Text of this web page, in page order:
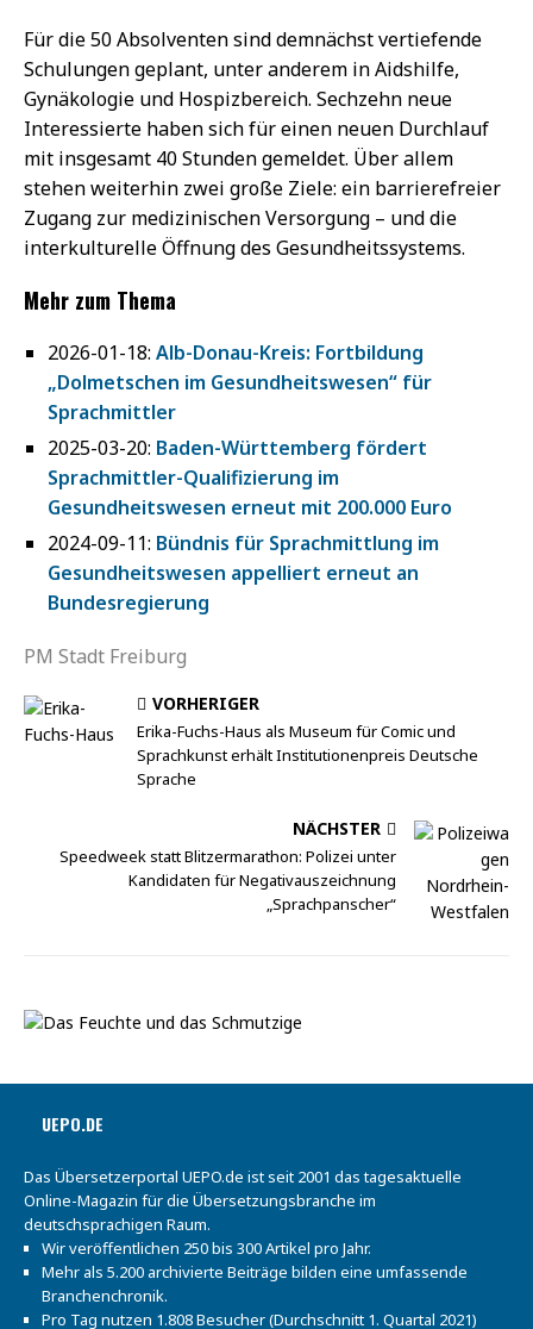
Für die 50 Absolventen sind demnächst vertiefende
Schulungen geplant, unter anderem in Aidshilfe,
Gynäkologie und Hospizbereich. Sechzehn neue
Interessierte haben sich für einen neuen Durchlauf
mit insgesamt 40 Stunden gemeldet. Über allem
stehen weiterhin zwei große Ziele: ein barrierefreier
Zugang zur medizinischen Versorgung – und die
interkulturelle Öffnung des Gesundheitssystems.
Mehr zum Thema
2026-01-18: Alb-Donau-Kreis: Fortbildung
„Dolmetschen im Gesundheitswesen“ für
Sprachmittler
2025-03-20: Baden-Württemberg fördert
Sprachmittler-Qualifizierung im
Gesundheitswesen erneut mit 200.000 Euro
2024-09-11: Bündnis für Sprachmittlung im
Gesundheitswesen appelliert erneut an
Bundesregierung
PM Stadt Freiburg
VORHERIGER
Erika-Fuchs-Haus als Museum für Comic und
Sprachkunst erhält Institutionenpreis Deutsche
Sprache
NÄCHSTER
Speedweek statt Blitzermarathon: Polizei unter
Kandidaten für Negativauszeichnung
„Sprachpanscher“
UEPO.DE
Das Übersetzerportal UEPO.de ist seit 2001 das tagesaktuelle
Online-Magazin für die Übersetzungsbranche im
deutschsprachigen Raum.
Wir veröffentlichen 250 bis 300 Artikel pro Jahr.
Mehr als 5.200 archivierte Beiträge bilden eine umfassende
Branchenchronik.
Pro Tag nutzen 1.808 Besucher (Durchschnitt 1. Quartal 2021)